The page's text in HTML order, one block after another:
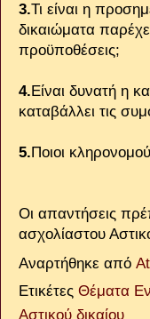
3.Τι είναι η
δικαιώματα
προϋποθέσεις;
4.Είναι δυνατή η
καταβάλλει τις
5.Ποιοι
Οι απαντήσεις
ασχολίαστου
Αναρτήθηκε από
Ετικέτες Θέματα
Αστικού δικαίου